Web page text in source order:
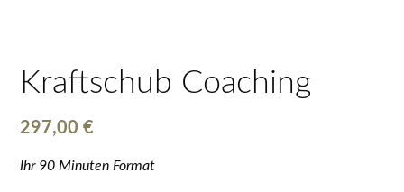
Kraftschub Coaching
297,00€
Ihr 90 Minuten Format